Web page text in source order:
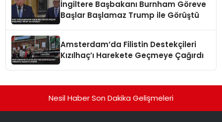
İngiltere Başbakanı Burnham Göreve
Başlar Başlamaz Trump ile Görüştü
Amsterdam’da Filistin Destekçileri
Kızılhaç’ı Harekete Geçmeye Çağırdı
Nesil Haber Son Dakika Gelişmeleri